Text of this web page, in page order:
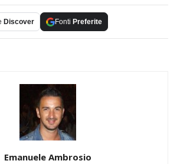
Discover Fonti Preferite
Emanuele Ambrosio